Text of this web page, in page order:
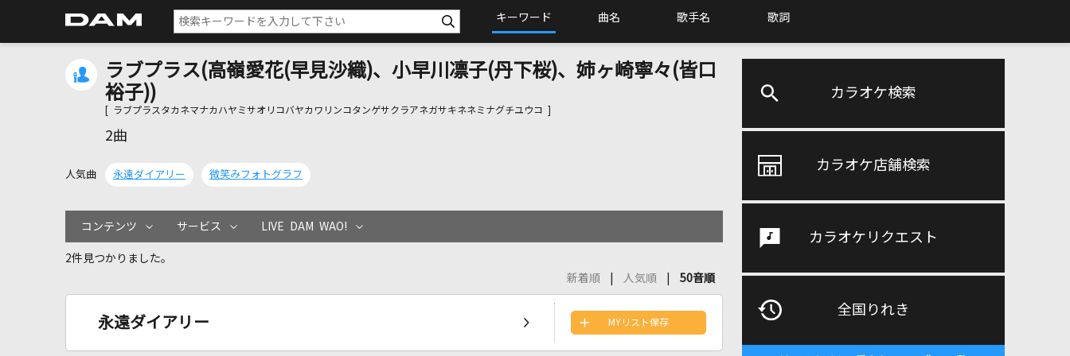
キーワード 曲名 歌手名 歌詞
カラオケ検索
カラオケ店舗検索
カラオケリクエスト
全国りれき
ラブプラス(高嶺愛花(早見沙織)、小早川凛子(丹下桜)、姉ヶ崎寧々(皆口
裕子))
[ ラブプラスタカネマナカハヤミサオリコバヤカワリンコタンゲサクラアネガサキネネミナグチユウコ ]
2曲
人気曲 永遠ダイアリー 微笑みフォトグラフ
コンテンツ サービス LIVE DAM WAO!
2件見つかりました。
新着順
人気順 50音順
永遠ダイアリー MYリスト保存